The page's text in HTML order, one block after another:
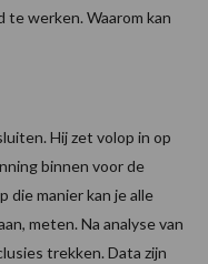
te werken. Waarom kan
Hij zet volop in op
binnen voor de
die manier kan je alle
meten. Na analyse van
trekken. Data zijn